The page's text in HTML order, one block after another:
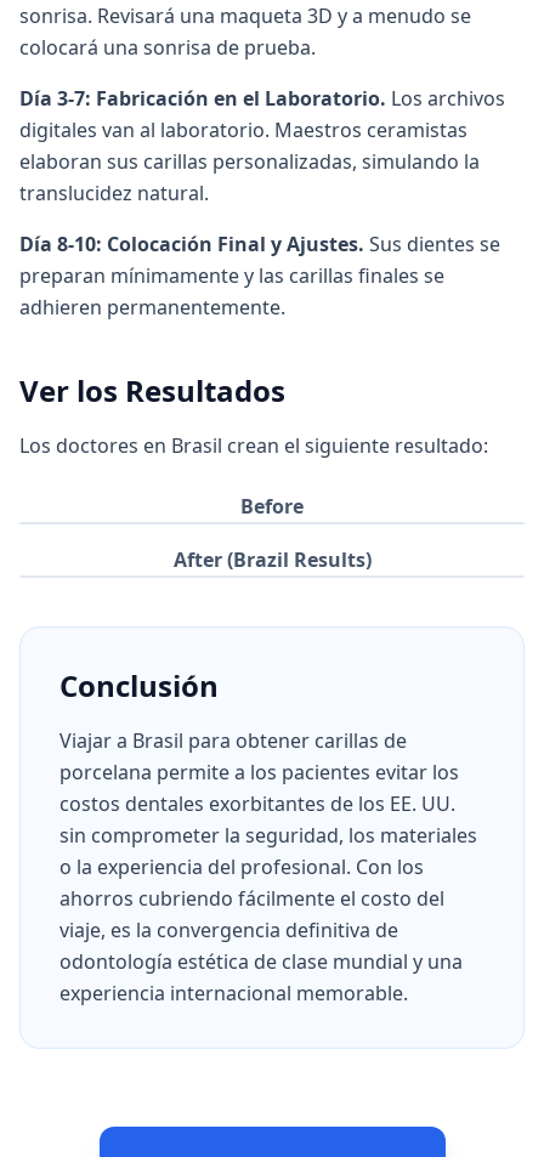
sonrisa. Revisará una maqueta 3D y a menudo se
colocará una sonrisa de prueba.
Día 3-7: Fabricación en el Laboratorio. Los archivos
digitales van al laboratorio. Maestros ceramistas
elaboran sus carillas personalizadas, simulando la
translucidez natural.
Día 8-10: Colocación Final y Ajustes. Sus dientes se
preparan mínimamente y las carillas finales se
adhieren permanentemente.
Ver los Resultados
Los doctores en Brasil crean el siguiente resultado:
Before
After (Brazil Results)
Conclusión
Viajar a Brasil para obtener carillas de
porcelana permite a los pacientes evitar los
costos dentales exorbitantes de los EE. UU.
sin comprometer la seguridad, los materiales
o la experiencia del profesional. Con los
ahorros cubriendo fácilmente el costo del
viaje, es la convergencia definitiva de
odontología estética de clase mundial y una
experiencia internacional memorable.